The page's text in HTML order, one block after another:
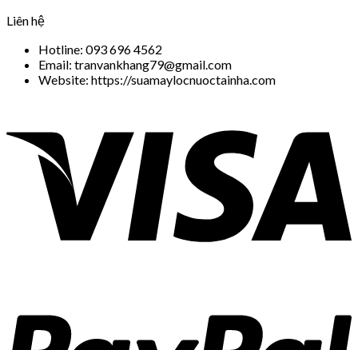
Liên hệ
Hotline: 093 696 4562
Email: tranvankhang79@gmail.com
Website: https://suamaylocnuoctainha.com